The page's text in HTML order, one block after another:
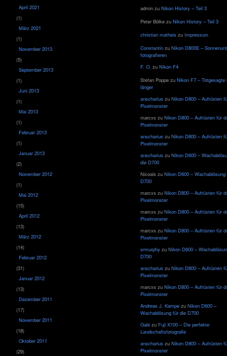
April 2021
(1)
März 2021
(1)
November 2013
(5)
September 2013
(1)
Juni 2013
(1)
Mai 2013
(1)
Februar 2013
(1)
Januar 2013
(2)
November 2012
(1)
Mai 2012
(15)
April 2012
(13)
März 2012
(14)
Februar 2012
(31)
Januar 2012
(13)
Dezember 2011
(17)
November 2011
(18)
Oktober 2011
(29)
admin zuNikon History – Teil 3
Peter Bölke zuNikon History – Teil 3
christian matheis zu Impressum
Constantin zuNikon D800E –
fotografieren
F. O. zuNikon F4
Stefan Poppe zuNikon F7 – Totgesagte
länger
anscharius zuNikon D800 – Aufrüsten
Pixelmonster
marcxs zuNikon D800 – Aufrüsten für
Pixelmonster
anscharius zuNikon D800 – Aufrüsten
Pixelmonster
anscharius zuNikon D600 –
die D700
Nicoals zuNikon D600 –
D700
marcxs zuNikon D800 – Aufrüsten für
Pixelmonster
marcxs zuNikon D800 – Aufrüsten für
Pixelmonster
marcxs zuNikon D800 – Aufrüsten für
Pixelmonster
srmurphy zuNikon D600 –
D700
anscharius zuNikon D800 – Aufrüsten
Pixelmonster
marcxs zuNikon D800 – Aufrüsten für
Pixelmonster
Andreas J. Kampe zuNikon D600 –
Wachablösung für die D700
Gabi zuFuji X100 – Die perfekte
Landschaftsfotografie
anscharius zuNikon D800 – Aufrüsten
Pixelmonster